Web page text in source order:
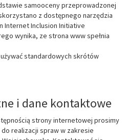
samooceny przeprowadzonej
z dostępnego narzędzia
Internet Inclusion Initiative
wynika, ze strona www spełnia
standardowych skrótów
i dane kontaktowe
strony internetowej prosimy
realizacji spraw w zakresie